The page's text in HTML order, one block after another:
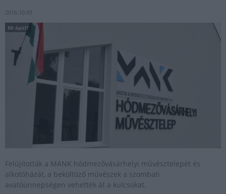
2016.10.03
Mi épül?
Felújították a MANK hódmezővásárhelyi művésztelepét és
alkotóházát, a beköltöző művészek a szombati
avatóünnepségen vehették át a kulcsokat.